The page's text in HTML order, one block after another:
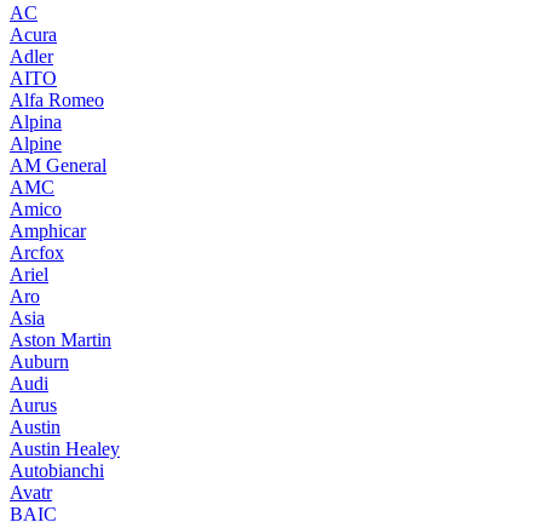
AC
Acura
Adler
AITO
Alfa Romeo
Alpina
Alpine
AM General
AMC
Amico
Amphicar
Arcfox
Ariel
Aro
Asia
Aston Martin
Auburn
Audi
Aurus
Austin
Austin Healey
Autobianchi
Avatr
BAIC